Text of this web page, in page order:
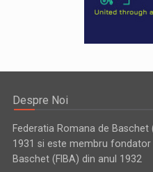
Despre Noi
Federatia Romana de
1931 si este membru
Baschet (FIBA) din anul 1932